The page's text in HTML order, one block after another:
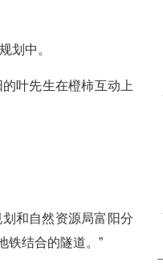
划中。
叶先生在橙柿互动上
和自然资源局富阳分
铁结合的隧道。”